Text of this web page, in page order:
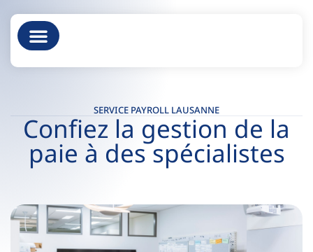
SERVICE PAYROLL LAUSANNE
Confiez la gestion de la
paie à des spécialistes